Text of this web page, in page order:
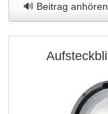
🔊 Beitrag anhören